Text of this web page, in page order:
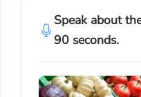
Speak about
90 seconds.